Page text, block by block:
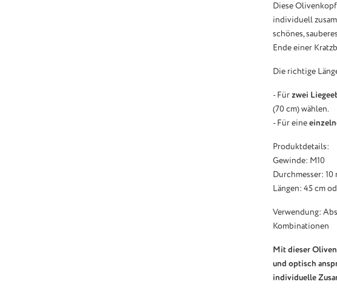
Diese
individuell
schönes,
Ende einer
Die richtige
- Fürzwei
(70 cm) wählen.
- Für eine
Produktdetails:
Gewinde: M10
Durchmesser: 10
Längen: 45 cm
Verwendung:
Kombinationen
Mit dieser
und optisch
individuelle